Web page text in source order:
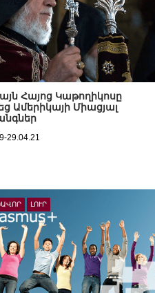
Հայոց Կաթողիկոսը
Ամերիկայի Միացյալ
29.04.21
ԼՈՒՐ